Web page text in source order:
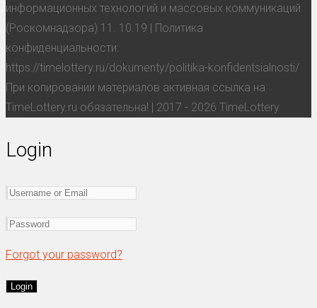
информационных технологий и массовых коммуникаций
(Роскомнадзора) 11. 10.19 | Политика
конфиденциальности:
https://timelottery.ru/dokumenty/politika-konfidentsialnosti/
При копировании материалов активная ссылка на
TimeLottery.ru обязательна! | 2017 - 2026 TimeLottery
Login
Forgot your password?